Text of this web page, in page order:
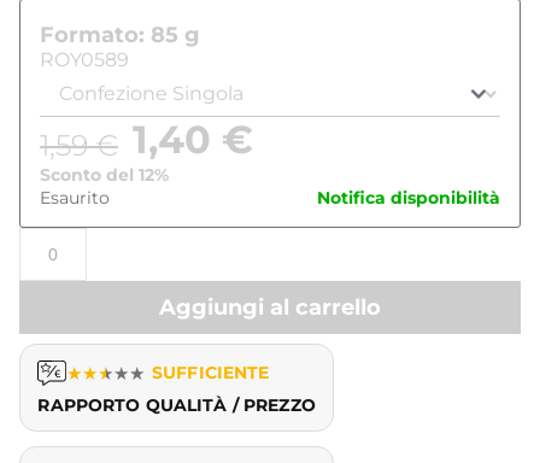
Formato: 85 g
ROY0589
1,59€ 1,40 €
Sconto del 12%
Esaurito
Notifica disponibilità
Aggiungi al carrello
★★★★★ SUFFICIENTE
RAPPORTO QUALITÀ / PREZZO